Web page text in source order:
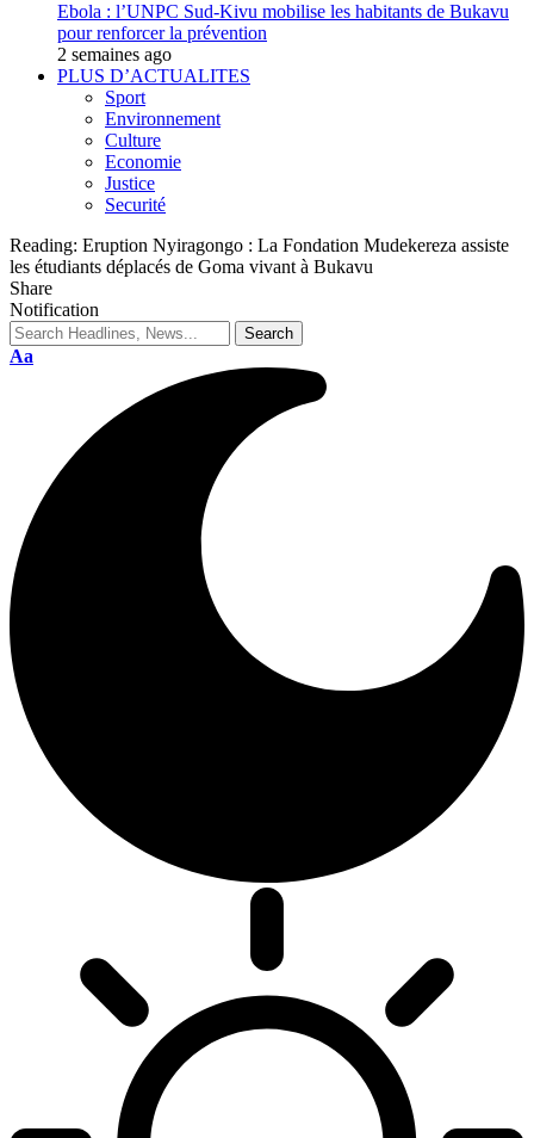
Ebola : l’UNPC Sud-Kivu mobilise les habitants de Bukavu
pour renforcer la prévention
2 semaines ago
PLUS D’ACTUALITES
Sport
Environnement
Culture
Economie
Justice
Securité
Reading: Eruption Nyiragongo : La Fondation Mudekereza assiste
les étudiants déplacés de Goma vivant à Bukavu
Share
Notification
Aa